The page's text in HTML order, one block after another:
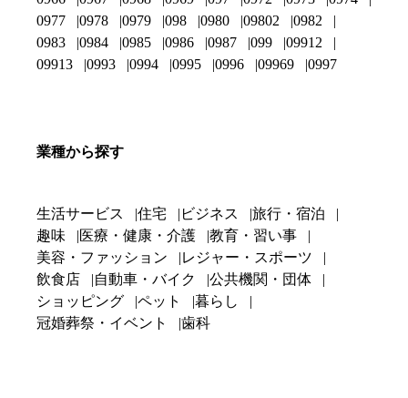
0977
0978 0979 098 0980 09802
0982
0983
0984 0985 0986 0987 099
09912
09913
0993 0994 0995 0996 09969 0997
業種から探す
生活サービス 住宅 ビジネス
旅行・宿泊
趣味
医療・健康・介護
教育・習い事
美容・ファッション
レジャー・スポーツ
飲食店
自動車・バイク
公共機関・団体
ショッピング
ペット
暮らし
冠婚葬祭・イベント
歯科